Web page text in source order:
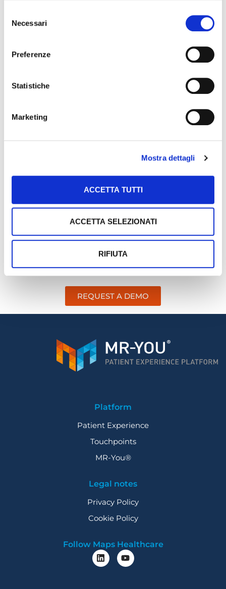
delNecessari
Preferenze
Statistiche
Marketing
Mostra dettagli
ACCETTA TUTTI
ACCETTA SELEZIONATI
RIFIUTA
Automated system, kiosks, and
The MR-You® module for reception at the counters
allows users to wait for the operator’s call while
notified through an audio signal and a pop-up
displaying their number and the counter to go to.
with scrolling text and are equipped with
forecasts. The process management is fully
automated and can be integrated with interactive
digital systems on mobile devices and via the web.
Main managed flows
REQUEST A DEMO
Platform
Patient Experience
Touchpoints
MR-You®
Legal notes
Privacy Policy
Cookie Policy
Follow Maps Healthcare